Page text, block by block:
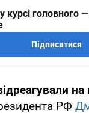
курсі головного
Підписатися
на
РФ